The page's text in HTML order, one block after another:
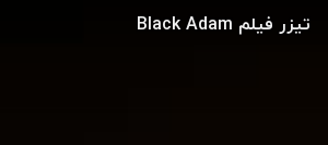
تیزر فیلم Black Adam